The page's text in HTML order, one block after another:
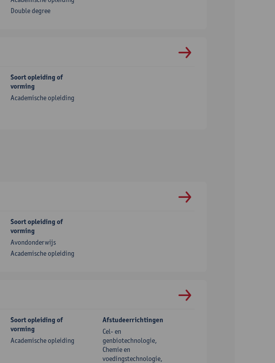
Double degree
Soort opleiding of
vorming
Academische opleiding
Soort opleiding of
vorming
Avondonderwijs
Academische opleiding
Soort opleiding of
vorming
Academische opleiding
Afstudeerrichtingen
Cel- en
genbiotechnologie,
Chemie en
voedingstechnologie,